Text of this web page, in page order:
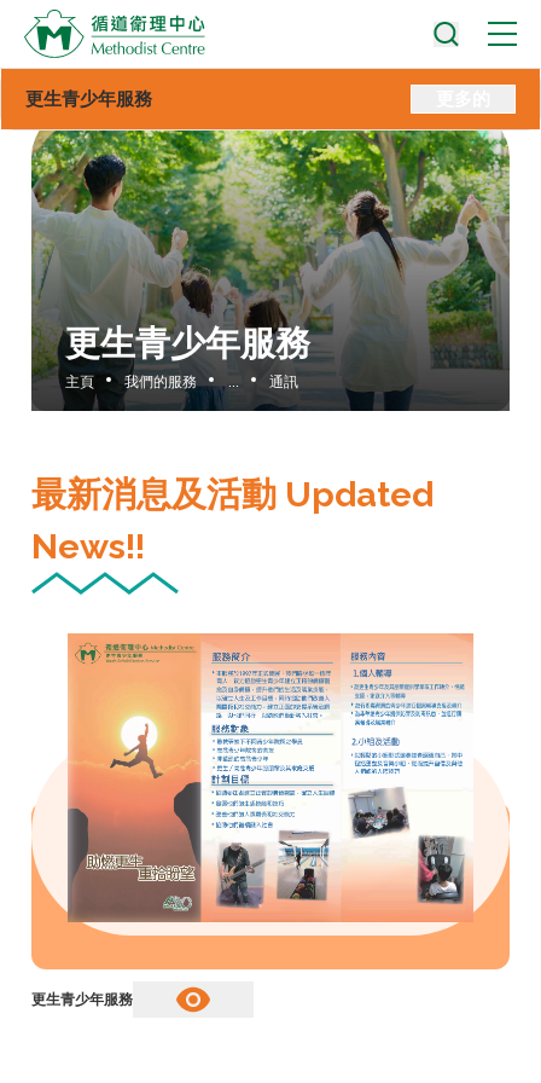
更生青少年服務
主頁 我們的服務 通訊
更生青少年服務
最新消息及活動 Updated
News!!
更生青少年服務